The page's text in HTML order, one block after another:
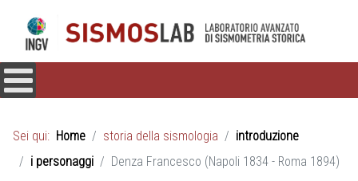
Sei qui: Home storia della sismologia
introduzione
i personaggi
Denza Francesco (Napoli 1834 - Roma 1894)